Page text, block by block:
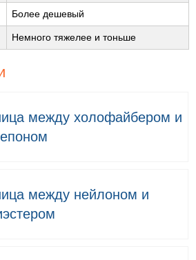
Более дешевый
Немного тяжелее и тоньше
между холофайбером и
между нейлоном и